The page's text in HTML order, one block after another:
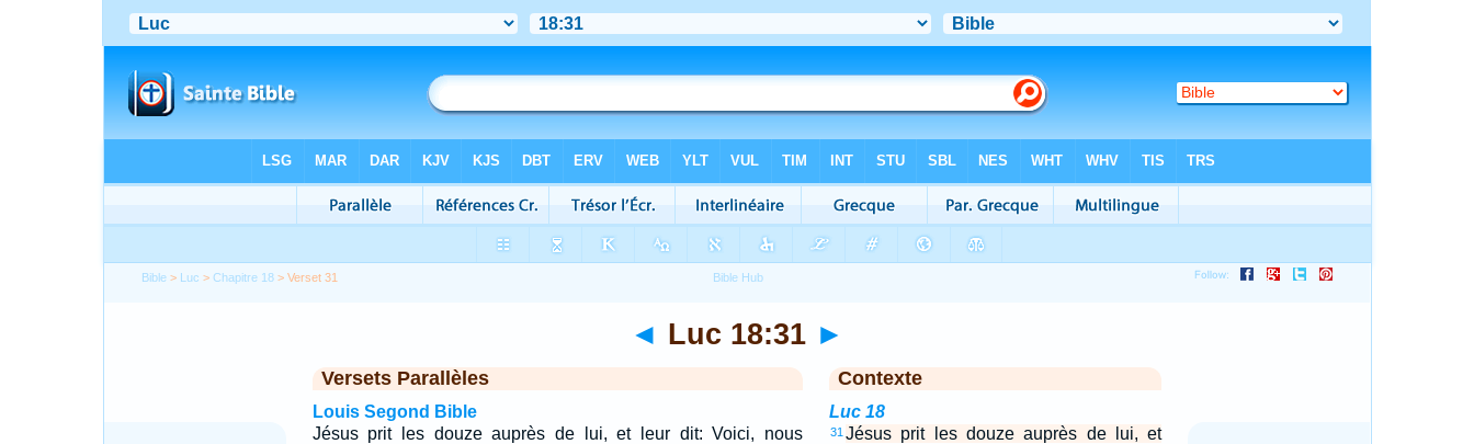
Bible > Luc >Chapitre 18 > Verset 31
◄ Luc 18:31 ►
Versets Parallèles
Louis Segond Bible
Jésus prit les douze auprès de lui, et leur dit: Voici, nous
Contexte
Luc 18
31 Jésus prit les douze auprès de lui, et